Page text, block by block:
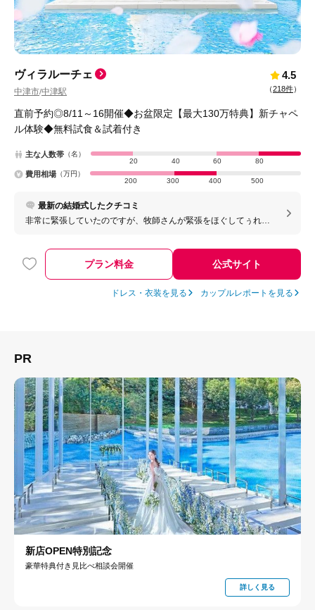
ヴィラルーチェ
中津市/中津駅
4.5
（218件）
直前予約◎8/11～16開催◆お盆限定【最大130万特典】新チャペ
ル体験◆無料試食＆試着付き
主な人数帯 （名）
20
40 60 80
費用相場 （万円）
200
300 400 500
最新の結婚式したクチコミ
非常に緊張していたのですが、牧師さんが緊張をほぐしてぅれま
プラン料金 公式サイト
ドレス・衣装を見る カップルレポートを見る
PR
新店OPEN特別記念
豪華特典付き見比べ相談会開催
詳しく見る